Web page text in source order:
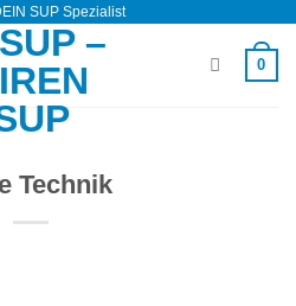
SUP Spezialist
0
Technik